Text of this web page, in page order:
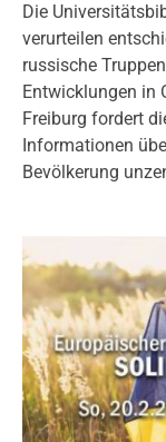
Die
verurteilen
russische
Entwicklungen in
Freiburg fordert
Informationen
Bevölkerung